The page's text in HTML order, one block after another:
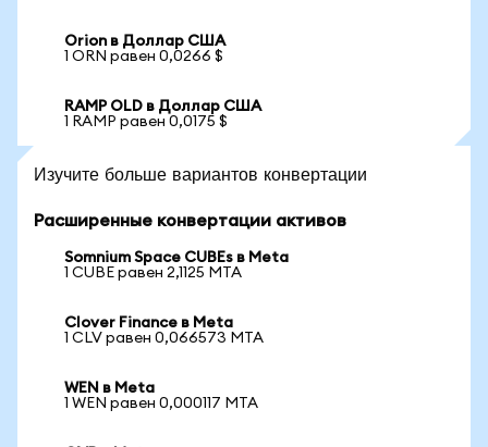
Orion в Доллар США
1 ORN равен 0,0266 $
RAMP OLD в Доллар США
1 RAMP равен 0,0175 $
Изучите больше вариантов конвертации
Расширенные конвертации активов
Somnium Space CUBEs в Meta
1 CUBE равен 2,1125 MTA
Clover Finance в Meta
1 CLV равен 0,066573 MTA
WEN в Meta
1 WEN равен 0,000117 MTA